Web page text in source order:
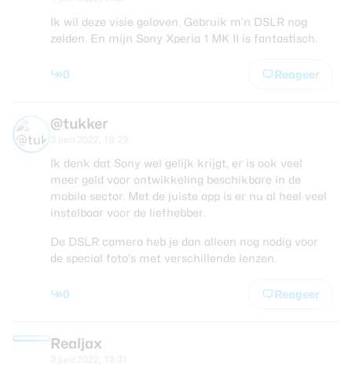
Ik wil deze visie geloven. Gebruik m’n DSLR nog
zelden. En mijn Sony Xperia 1 MK II is fantastisch.
0 Reageer
@tukker
Ik denk dat Sony wel gelijk krijgt, er is ook veel
meer geld voor ontwikkeling beschikbare in de
mobile sector. Met de juiste app is er nu al heel veel
instelbaar voor de liefhebber.
De DSLR camera heb je dan alleen nog nodig voor
de special foto’s met verschillende lenzen.
0 Reageer
Realjax